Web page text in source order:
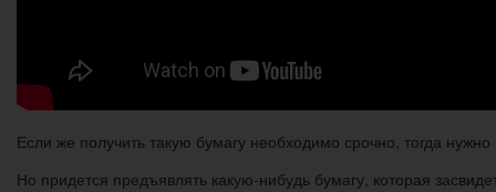
Если же получить такую бумагу необходимо срочно, тогда
Но придется предъявлять какую-нибудь бумагу, которая